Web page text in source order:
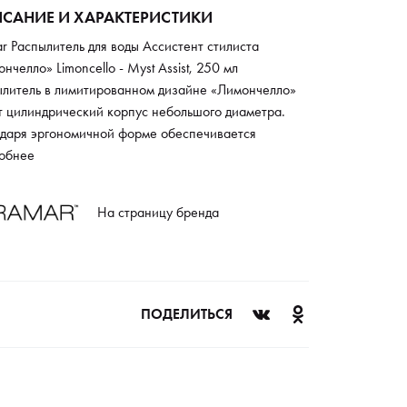
И ХАРАКТЕРИСТИКИ
Распылитель для воды Ассистент стилиста
Limoncello - Myst Assist, 250 мл
в лимитированном дизайне «Лимончелло»
цилиндрический корпус небольшого диаметра.
эргономичной форме обеспечивается
хват одной рукой и максимальное удобство
секунд продолжает равномерно распылять
характерен длительный срок службы.
На страницу бренда
ПОДЕЛИТЬСЯ